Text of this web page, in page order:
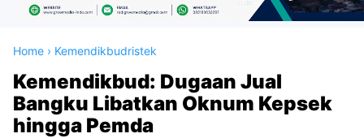
Home › Kemendikbudristek
Kemendikbud: Dugaan Jual
Bangku Libatkan Oknum Kepsek
hingga Pemda